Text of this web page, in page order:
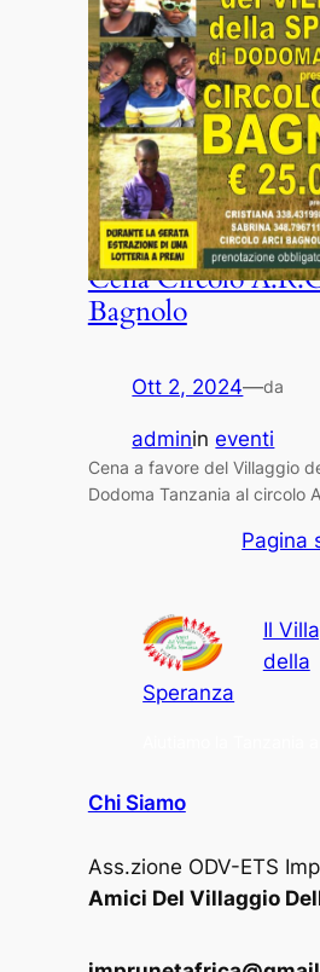
Cena Circolo
Bagnolo
Ott 2, 2024—da
adminineventi
Cena a favore del Villaggio
Dodoma Tanzania al circolo
Pagina
Il
della
Speranza
Chi Siamo
Ass.zione ODV-ETS
Amici Del Villaggio